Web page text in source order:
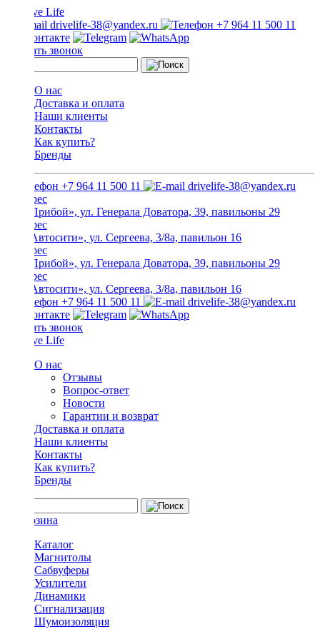
drivelife-38@yandex.ru +7 964 11 500 11
Заказать звонок
О нас
Доставка и оплата
Наши клиенты
Контакты
Как купить?
Бренды
+7 964 11 500 11 drivelife-38@yandex.ru
ТЦ «Прибой», ул. Генерала Доватора, 39, павильоны 29
ТЦ «Автосити», ул. Сергеева, 3/8а, павильон 16
ТЦ «Прибой», ул. Генерала Доватора, 39, павильоны 29
ТЦ «Автосити», ул. Сергеева, 3/8а, павильон 16
+7 964 11 500 11
drivelife-38@yandex.ru
Заказать звонок
О нас
Отзывы
Вопрос-ответ
Новости
Гарантии и возврат
Доставка и оплата
Наши клиенты
Контакты
Как купить?
Бренды
Каталог
Магнитолы
Сабвуферы
Усилители
Динамики
Сигнализация
Шумоизоляция